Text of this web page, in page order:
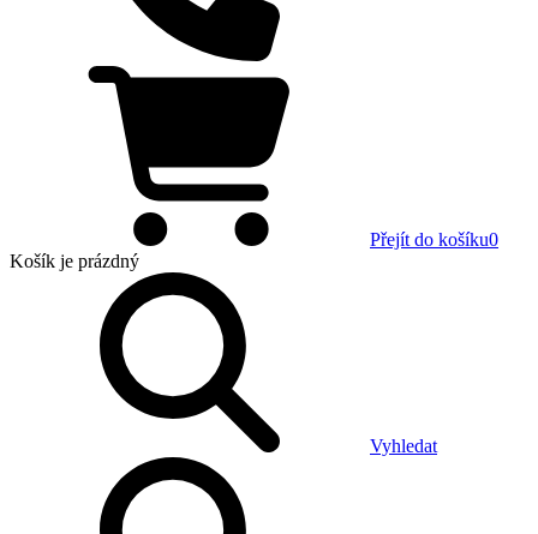
Přejít do košíku0
Košík je prázdný
Vyhledat